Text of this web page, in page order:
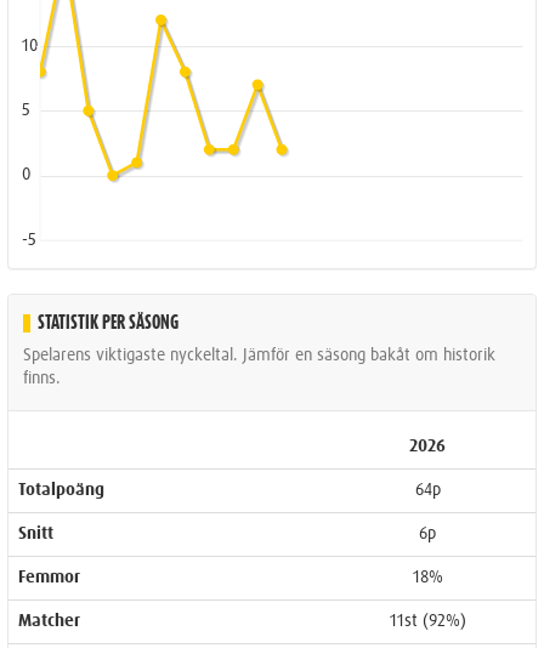
-5
0
5
10
STATISTIK PER SÄSONG
Spelarens viktigaste nyckeltal. Jämför en säsong bakåt om historik
finns.
2026
Totalpoäng 64p
Snitt 6p
Femmor 18%
Matcher 11st (92%)